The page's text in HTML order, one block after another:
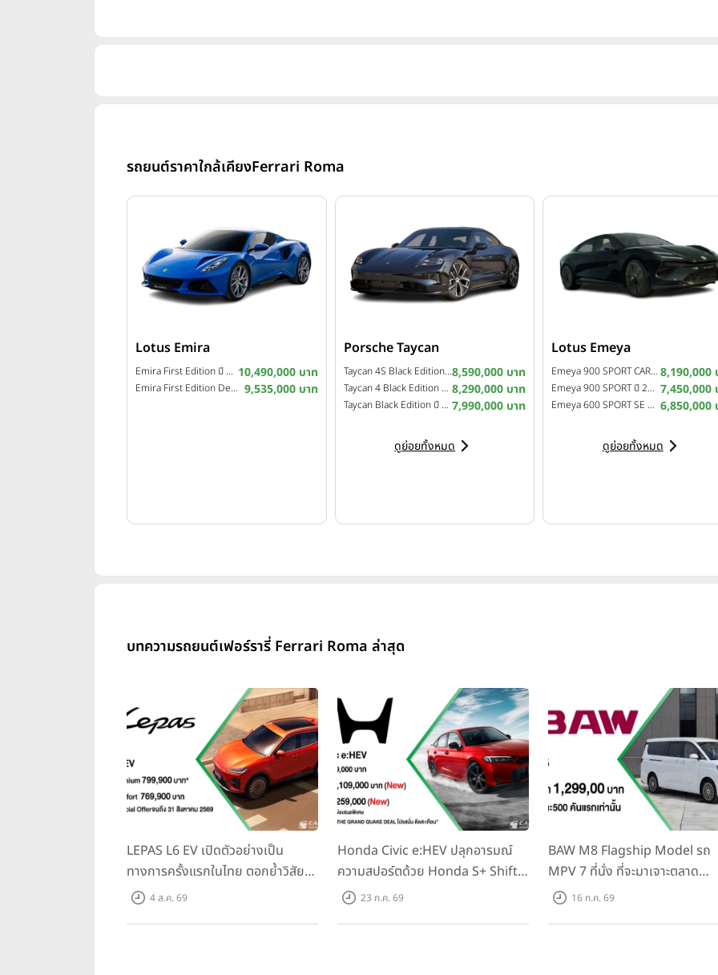
รถยนต์ราคาใกล้เคียงFerrari Roma
Lotus Emira
Emira First Edition ปี 2026 10,490,000 บาท
Emira First Edition Demo ปี 2026 9,535,000 บาท
Porsche Taycan
Taycan 4S Black Edition ปี 20268,590,000 บาท
Taycan 4 Black Edition ปี 2026 8,290,000 บาท
Taycan Black Edition ปี 2026 7,990,000 บาท
ดูย่อยทั้งหมด
Lotus Emeya
Emeya 900 SPORT CARBON ปี 2026 8,190,000
Emeya 900 SPORT ปี 2026 7,450,000
Emeya 600 SPORT SE ปี 2026 6,850,000
ดูย่อยทั้งหมด
บทความรถยนต์เฟอร์รารี่ Ferrari Roma ล่าสุด
LEPAS L6 EV เปิดตัวอย่างเป็น
ทางการครั้งแรกในไทย ตอกย้ำวิสัย
ทัศน์ “Drive Your Elegance” มา
4 ส.ค. 69
Honda Civic e:HEV ปลุกอารมณ์
ความสปอร์ตด้วย Honda S+ Shift
ครั้งแรกในไทย! พร้อมเพิ่ม Blind
23 ก.ค. 69
BAW M8 Flagship Model รถ
MPV 7 ที่นั่ง ที่จะมาเจาะตลาด
ครอบครัวและองค์กรยุคใหม่ เปิดร
16 ก.ค. 69